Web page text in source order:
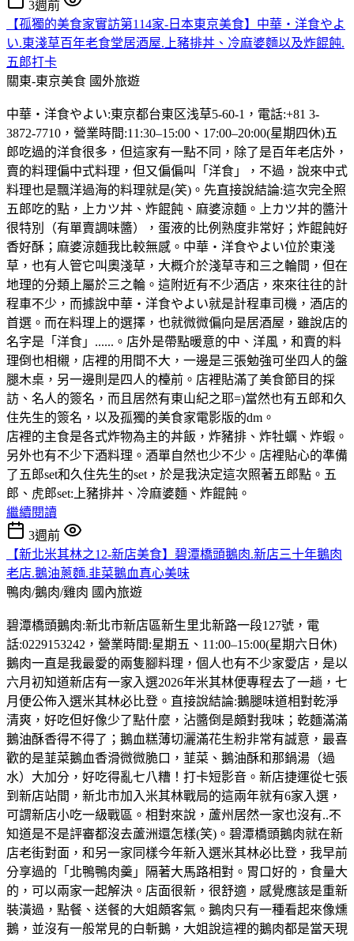
3週前
【孤獨的美食家實訪第114家-日本東京美食】中華・洋食やよ
い.東淺草百年老食堂居酒屋.上豬排丼、冷麻婆麵以及炸餛飩.
五郎打卡
關東-東京美食 國外旅遊
中華・洋食やよい:東京都台東区浅草5-60-1，電話:+81 3-
3872-7710，營業時間:11:30–15:00、17:00–20:00(星期四休)五
郎吃過的洋食很多，但這家有一點不同，除了是百年老店外，
賣的料理偏中式料理，但又偏偏叫「洋食」，不過，說來中式
料理也是飄洋過海的料理就是(笑)。先直接說結論:這次完全照
五郎吃的點，上カツ丼、炸餛飩、麻婆涼麵。上カツ丼的醬汁
很特別（有單賣調味醬），蛋液的比例熟度非常好；炸餛飩好
香好酥；麻婆涼麵我比較無感。中華・洋食やよい位於東淺
草，也有人管它叫奧淺草，大概介於淺草寺和三之輪間，但在
地理的分類上屬於三之輪。這附近有不少酒店，來來往往的計
程車不少，而據說中華・洋食やよい就是計程車司機，酒店的
首選。而在料理上的選擇，也就微微偏向是居酒屋，雖說店的
名字是「洋食」......。店外是帶點暖意的中、洋風，和賣的料
理倒也相櫬，店裡的用間不大，一邊是三張勉強可坐四人的盤
腿木桌，另一邊則是四人的檯前。店裡貼滿了美食節目的採
訪、名人的簽名，而且居然有東山紀之耶=)當然也有五郎和久
住先生的簽名，以及孤獨的美食家電影版的dm。
店裡的主食是各式炸物為主的丼飯，炸豬排、炸牡蠣、炸蝦。
另外也有不少下酒料理。酒單自然也少不少。店裡貼心的準備
了五郎set和久住先生的set，於是我決定這次照著五郎點。五
郎、虎郎set:上豬排丼、冷麻婆麵、炸餛飩。
繼續閱讀
3週前
【新北米其林之12-新店美食】碧潭橋頭鵝肉.新店三十年鵝肉
老店.鵝油蔥麵.韭菜鵝血真心美味
鴨肉/鵝肉/雞肉 國內旅遊
碧潭橋頭鵝肉:新北市新店區新生里北新路一段127號，電
話:0229153242，營業時間:星期五、11:00–15:00(星期六日休)
鵝肉一直是我最愛的兩隻腳料理，個人也有不少家愛店，是以
六月初知道新店有一家入選2026年米其林便專程去了一趟，七
月便公佈入選米其林必比登。直接說結論:鵝腿味道相對乾淨
清爽，好吃但好像少了點什麼，沾醬倒是頗對我味；乾麵滿滿
鵝油酥香得不得了；鵝血糕薄切灑滿花生粉非常有誠意，最喜
歡的是韮菜鵝血香滑微微脆口，韮菜、鵝油酥和那鍋湯（過
水）大加分，好吃得亂七八糟！打卡短影音。新店捷運從七張
到新店站間，新北市加入米其林戰局的這兩年就有6家入選，
可謂新店小吃一級戰區。相對來說，蘆州居然一家也沒有..不
知道是不是評審都沒去蘆洲還怎樣(笑)。碧潭橋頭鵝肉就在新
店老街對面，和另一家同樣今年新入選米其林必比登，我早前
分享過的「北鴨鴨肉羹」隔著大馬路相對。胃口好的，食量大
的，可以兩家一起解決。店面很新，很舒適，感覺應該是重新
裝潢過，點餐、送餐的大姐頗客氣。鵝肉只有一種看起來像燻
鵝，並沒有一般常見的白斬鵝，大姐說這裡的鵝肉都是當天現